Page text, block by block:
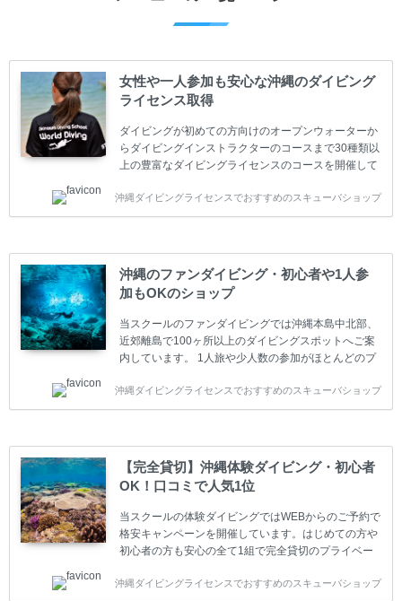
女性や一人参加も安心な沖縄のダイビング
ライセンス取得
ダイビングが初めての方向けのオープンウォーターか
らダイビングインストラクターのコースまで30種類以
上の豊富なダイビングライセンスのコースを開催して
(TEC)のコースもご用意しています。 当スクールを受
講するお客様は一人参加などの少人数のご参加が最も
スクールです。各種ダイビングライセンス取得コース
は年間を通じてキャンペーンを行っています。 ベーシ
ックダイバー(Cカード) 1日間+eラーニング 最安値キ
ャンペーン ￥22800(税込) ￥16800(税込) 器材 / 送
迎 / 保険 / 全て込み ダイビング...
沖縄ダイビングライセンスでおすすめのスキューバショップ
沖縄のファンダイビング・初心者や1人参
加もOKのショップ
当スクールのファンダイビングでは沖縄本島中北部、
近郊離島で100ヶ所以上のダイビングスポットへご案
内しています。 1人旅や少人数の参加がほとんどのプ
の方も安心して楽しめるようにリフレッシュダイビン
グコースもご用意しています。お1人様も初心者の方
イセンスを取得したお客様、ファンダイビングのリピ
ーター様はファンダイビングの全てのコース費が
10%OFF、フル器材レンタルが50%OFFになります。
沖縄本島周辺ビーチ・ファンダイビング ￥13800(税
込)【 2ビーチ 】 ウエイト / タンク / 送迎...
沖縄ダイビングライセンスでおすすめのスキューバショップ
【完全貸切】沖縄体験ダイビング・初心者
OK！口コミで人気1位
当スクールの体験ダイビングではWEBからのご予約で
格安キャンペーンを開催しています。はじめての方や
初心者の方も安心の全て1組で完全貸切のプライベー
1人様から気軽にご参加ください。 全てのコースで高
沖縄ダイビングライセンスでおすすめのスキューバショップ